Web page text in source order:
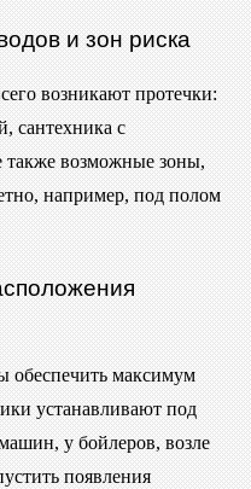
и зон риска
возникают протечки:
сантехника с
также возможные зоны,
например, под полом
обеспечить максимум
устанавливают под
у бойлеров, возле
появления